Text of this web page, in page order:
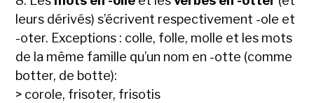
leurs dérivés) s’écrivent respectivement -ole et
-oter. Exceptions : colle, folle, molle et les mots
de la même famille qu’un nom en -otte (comme
botter, de botte):
> corole, frisoter, frisotis